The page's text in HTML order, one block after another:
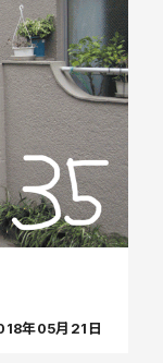
年05月21日